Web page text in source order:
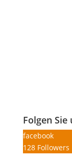
Folgen Sie
facebook
128 Followers